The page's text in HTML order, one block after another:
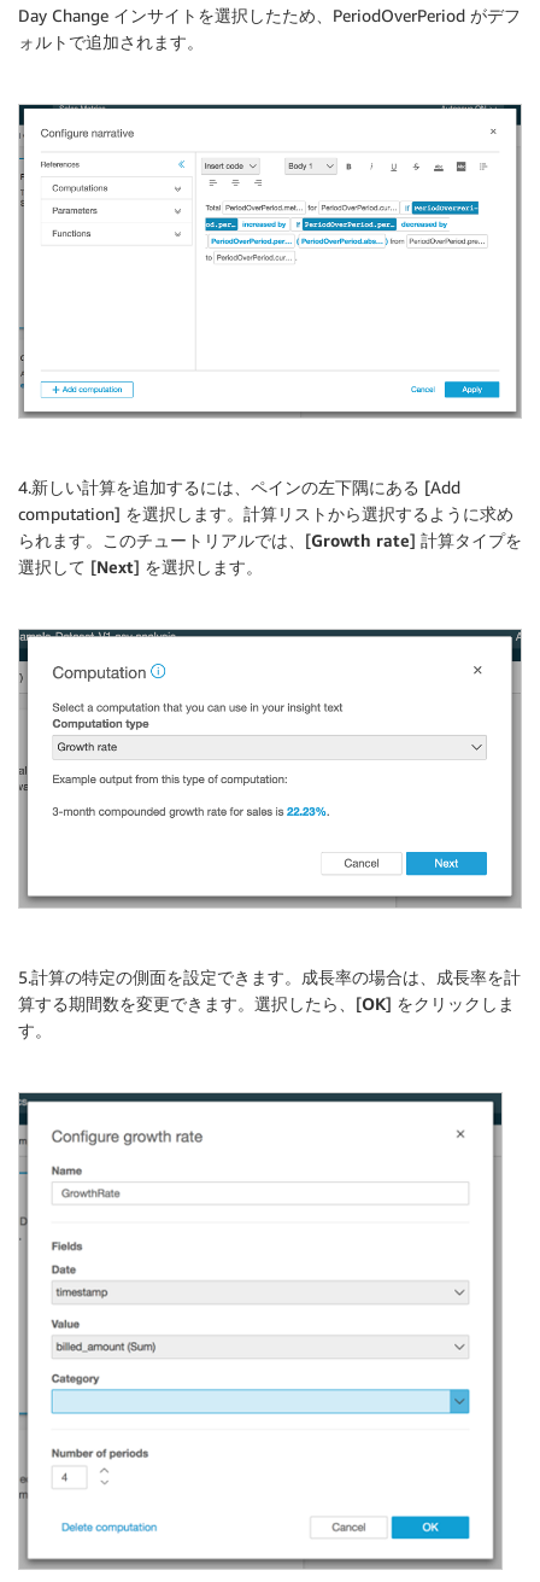
Day Change インサイトを選択したため、PeriodOverPeriod がデフ
ォルトで追加されます。
4.新しい計算を追加するには、ペインの左下隅にある [Add
computation] を選択します。計算リストから選択するように求め
られます。このチュートリアルでは、[Growth rate] 計算タイプを
選択して [Next] を選択します。
5.計算の特定の側面を設定できます。成長率の場合は、成長率を計
算する期間数を変更できます。選択したら、[OK] をクリックしま
す。